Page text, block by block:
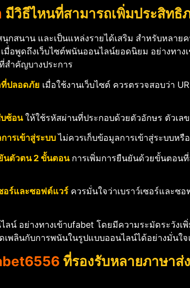
มีวิธีไหนที่สามารถเพิ่มประสิทธิ
นุกสนาน และเป็นแหล่งรายได้เสริม สำหรับหลา
มื่อพูดถึงเว็บไซต์พนันออนไลน์ยอดนิยม อย่างทา
สำคัญบางประการ
ที่ปลอดภัย เมื่อใช้งานเว็บไซต์ ควรตรวจสอบว่า
ซ้อนให้ใช้รหัสผ่านที่ประกอบด้วยตัวอักษร ตัวเล
ารเข้าสู่ระบบไม่ควรเก็บข้อมูลการเข้าสู่ระบบห
นตัวตน 2 ขั้นตอนการเพิ่มการยืนยันด้วยขั้นตอนที่
อร์และซอฟต์แวร์ ควรมั่นใจว่าเบราว์เซอร์และซ
ลน์ อย่างทางเข้าufabet โดยมีความระมัดระวัง
เพลินกับการพนันในรูปแบบออนไลน์ได้อย่างมั่นใ
ที่รองรับหลายภาษาส่